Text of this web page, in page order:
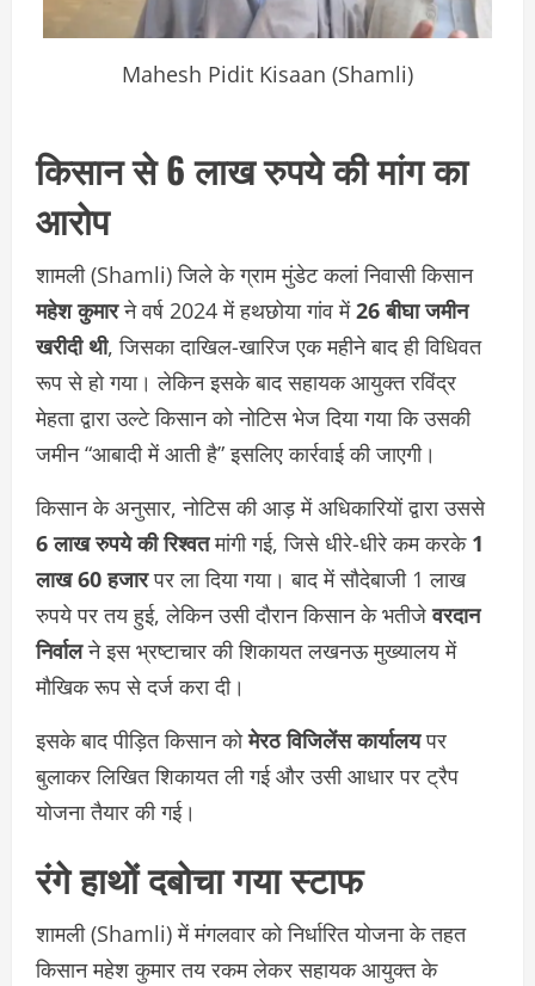
Mahesh Pidit Kisaan (Shamli)
किसान से 6 लाख रुपये की मांग का
आरोप
शामली (Shamli) जिले के ग्राम मुंडेट कलां निवासी किसान
महेश कुमारने वर्ष 2024 में हथछोया गांव में26 बीघा जमीन
खरीदी थी, जिसका दाखिल-खारिज एक महीने बाद ही विधिवत
रूप से हो गया। लेकिन इसके बाद सहायक आयुक्त रविंद्र
मेहता द्वारा उल्टे किसान को नोटिस भेज दिया गया कि उसकी
जमीन “आबादी में आती है” इसलिए कार्रवाई की जाएगी।
किसान के अनुसार, नोटिस की आड़ में अधिकारियों द्वारा उससे
6 लाख रुपये की रिश्वतमांगी गई, जिसे धीरे-धीरे कम करके 1
लाख 60 हजारपर ला दिया गया। बाद में सौदेबाजी 1 लाख
रुपये पर तय हुई, लेकिन उसी दौरान किसान के भतीजेवरदान
निर्वालने इस भ्रष्टाचार की शिकायत लखनऊ मुख्यालय में
मौखिक रूप से दर्ज करा दी।
इसके बाद पीड़ित किसान कोमेरठ विजिलेंस कार्यालयपर
बुलाकर लिखित शिकायत ली गई और उसी आधार पर ट्रैप
योजना तैयार की गई।
रंगे हाथों दबोचा गया स्टाफ
शामली (Shamli) में मंगलवार को निर्धारित योजना के तहत
किसान महेश कुमार तय रकम लेकर सहायक आयुक्त के